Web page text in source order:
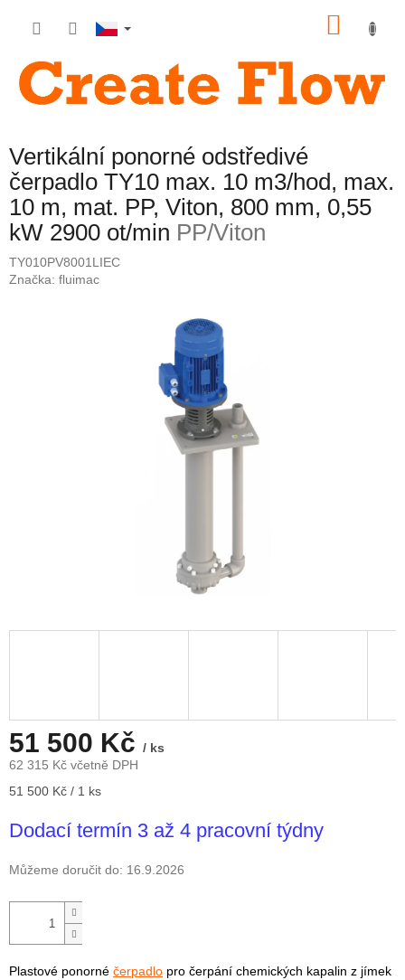
Vertikální ponorné odstředivé
čerpadlo TY10 max. 10 m3/hod, max.
10 m, mat. PP, Viton, 800 mm, 0,55
kW 2900 ot/min PP/Viton
TY010PV8001LIEC
Značka: fluimac
51 500 Kč / ks
62 315 Kč včetně DPH
Měrná
51 500 Kč / 1 ks
Dodací termín 3 až 4 pracovní týdny
Můžeme doručit do: 16.9.2026
Plastové ponorné čerpadlo pro čerpání chemických kapalin z jímek